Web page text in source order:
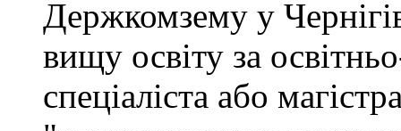
Держкомзему у
вищу освіту за
спеціаліста або